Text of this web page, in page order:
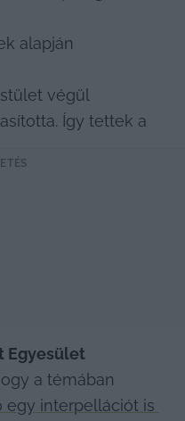
Így tettek a
Egyesület
a témában
egy interpellációt is